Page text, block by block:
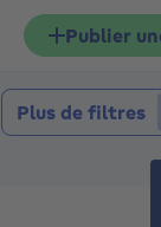
Publier
Plus de filtres